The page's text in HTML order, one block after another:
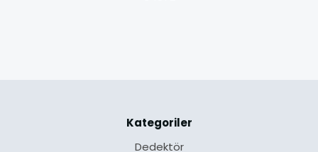
Kategoriler
Dedektör